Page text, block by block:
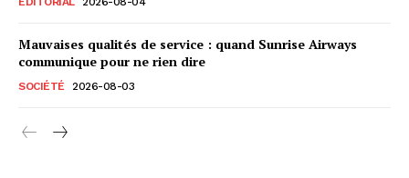
Mauvaises qualités de service : quand Sunrise Airways
communique pour ne rien dire
SOCIÉTÉ 2026-08-03